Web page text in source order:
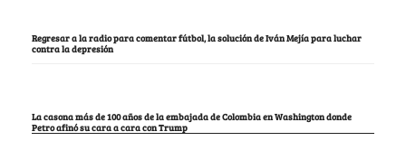
Regresar a la radio para comentar fútbol, la solución de Iván Mejía para luchar
contra la depresión
La casona más de 100 años de la embajada de Colombia en Washington donde
Petro afinó su cara a cara con Trump